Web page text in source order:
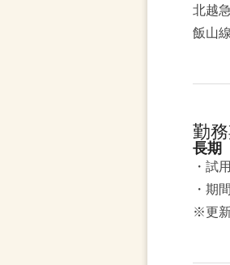
北越
飯山
勤
長期
・試
・期
※更